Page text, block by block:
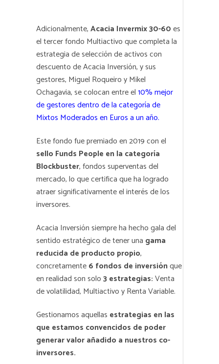
Adicionalmente,Acacia Invermix 30-60es
el tercer fondo Multiactivo que completa la
estrategia de selección de activos con
descuento de Acacia Inversión, y sus
gestores, Miguel Roqueiro y Mikel
Ochagavia, se colocan entre el10% mejor
de gestores dentro de la categoría de
Mixtos Moderados en Euros a un año.
Este fondo fue premiado en 2019 con el
sello Funds People en la categoría
Blockbuster, fondos superventas del
mercado, lo que certifica que ha logrado
atraer significativamente el interés de los
inversores.
Acacia Inversión siempre ha hecho gala del
sentido estratégico de tener una gama
reducida de producto propio,
concretamente6 fondos de inversiónque
en realidad son solo3 estrategias:Venta
de volatilidad, Multiactivo y Renta Variable.
Gestionamos aquellas estrategias en las
que estamos convencidos de poder
generar valor añadido a nuestros co-
inversores.